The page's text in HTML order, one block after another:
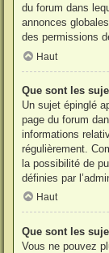
du forum dans
annonces
des permissions
Haut
Que sont les
Un sujet épinglé
page du forum
informations
régulièrement.
la possibilité de
définies par
Haut
Que sont les
Vous ne pouvez